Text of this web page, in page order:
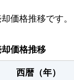
520万円
470万円
価格推移です。
価格推移
西暦（年）